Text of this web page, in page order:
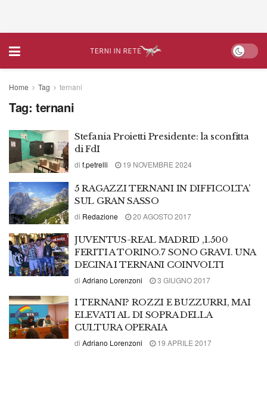
Home Tag ternani
Tag: ternani
Stefania Proietti Presidente: la sconfitta
di FdI
di f.petrelli 19 NOVEMBRE 2024
5 RAGAZZI TERNANI IN DIFFICOLTA’
SUL GRAN SASSO
di Redazione 20 AGOSTO 2017
JUVENTUS-REAL MADRID ,1.500
FERITI A TORINO.7 SONO GRAVI. UNA
DECINA I TERNANI COINVOLTI
di Adriano Lorenzoni 3 GIUGNO 2017
I TERNANI? ROZZI E BUZZURRI, MAI
ELEVATI AL DI SOPRA DELLA
CULTURA OPERAIA
di Adriano Lorenzoni 19 APRILE 2017